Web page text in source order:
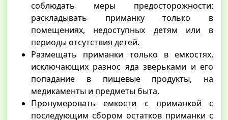
соблюдать меры предосторожности:
раскладывать приманку только в
помещениях, недоступных детям или в
периоды отсутствия детей.
Размещать приманки только в емкостях,
исключающих разнос яда зверьками и его
попадание в пищевые продукты, на
медикаменты и предметы быта.
Пронумеровать емкости с приманкой с
последующим сбором остатков приманки с